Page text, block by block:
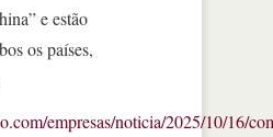
e estão
os países,
empresas/noticia/2025/10/16/